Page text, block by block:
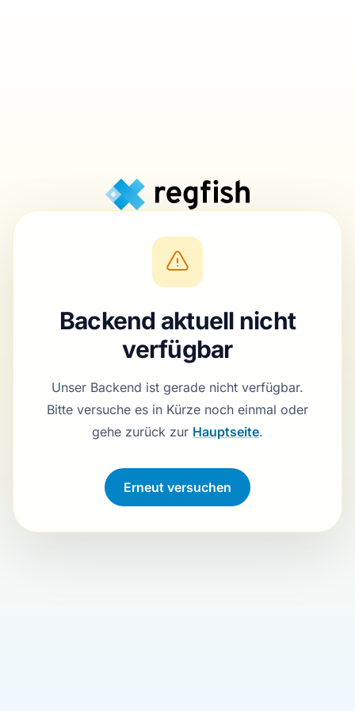
Backend aktuell nicht
verfügbar
Unser Backend ist gerade nicht verfügbar.
Bitte versuche es in Kürze noch einmal oder
gehe zurück zur Hauptseite.
Erneut versuchen